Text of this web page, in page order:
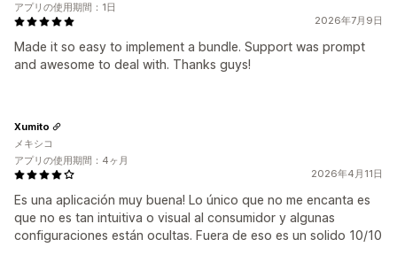
2026年7月9日
Made it so easy to implement a bundle. Support was prompt
and awesome to deal with. Thanks guys!
アプリの使用期間：1日
2026年4月11日
Es una aplicación muy buena! Lo único que no me encanta es
que no es tan intuitiva o visual al consumidor y algunas
configuraciones están ocultas. Fuera de eso es un solido 10/10
Xumito
メキシコ
アプリの使用期間：4ヶ月